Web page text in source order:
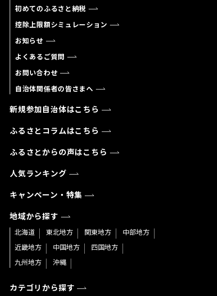
初めてのふるさと納税
控除上限額シミュレーション
お知らせ
よくあるご質問
お問い合わせ
自治体関係者の皆さまへ
新規参加自治体はこちら
ふるさとコラムはこちら
ふるさとからの声はこちら
人気ランキング
キャンペーン・特集
地域から探す
北海道 東北地方 関東地方
中部地方
近畿地方
中国地方
四国地方
九州地方
沖縄
カテゴリから探す